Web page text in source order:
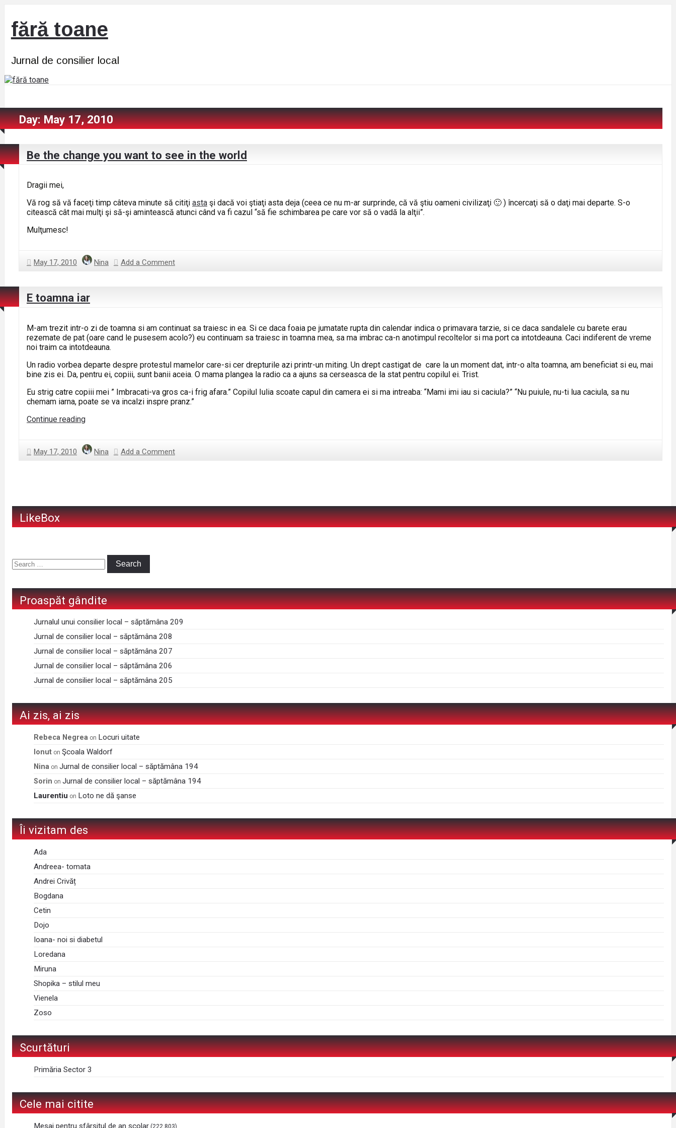
fără toane
Jurnal de consilier local
Day:May 17, 2010
Be the change you want to see in the world
Dragii mei,
Vă rog să vă faceţi timp câteva minute să citiţi asta şi dacă voi ştiaţi asta deja (ceea ce nu m-ar surprinde, că vă ştiu oameni civilizaţi 🙂 ) încercaţi să o daţi mai departe. S-o
citească cât mai mulţi şi să-şi amintească atunci când va fi cazul “să fie schimbarea pe care vor să o vadă la alţii”.
Mulţumesc!
May 17, 2010 Nina Add a Comment
E toamna iar
M-am trezit intr-o zi de toamna si am continuat sa traiesc in ea. Si ce daca foaia pe jumatate rupta din calendar indica o primavara tarzie, si ce daca sandalele cu barete erau
rezemate de pat (oare cand le pusesem acolo?) eu continuam sa traiesc in toamna mea, sa ma imbrac ca-n anotimpul recoltelor si ma port ca intotdeauna. Caci indiferent de vreme
noi traim ca intotdeauna.
Un radio vorbea departe despre protestul mamelor care-si cer drepturile azi printr-un miting. Un drept castigat de care la un moment dat, intr-o alta toamna, am beneficiat si eu, mai
bine zis ei. Da, pentru ei, copiii, sunt banii aceia. O mama plangea la radio ca a ajuns sa cerseasca de la stat pentru copilul ei. Trist.
Eu strig catre copiii mei ” Imbracati-va gros ca-i frig afara.” Copilul Iulia scoate capul din camera ei si ma intreaba: “Mami imi iau si caciula?” “Nu puiule, nu-ti lua caciula, sa nu
chemam iarna, poate se va incalzi inspre pranz.”
Continue readingE
May 17, 2010 Nina Add a Comment
LikeBox
Proaspăt gândite
Jurnalul unui consilier local – săptămâna 209
Jurnal de consilier local – săptămâna 208
Jurnal de consilier local – săptămâna 207
Jurnal de consilier local – săptămâna 206
Jurnal de consilier local – săptămâna 205
Ai zis, ai zis
Rebeca Negrea on Locuri uitate
Ionut onŞcoala Waldorf
Nina onJurnal de consilier local – săptămâna 194
Sorin onJurnal de consilier local – săptămâna 194
Laurentiu on Loto ne dă şanse
Îi vizitam des
Ada
Andreea- tomata
Andrei Crivăț
Bogdana
Cetin
Dojo
Ioana- noi si diabetul
Loredana
Miruna
Shopika – stilul meu
Vienela
Zoso
Scurtături
Primăria Sector 3
Cele mai citite
Mesaj pentru sfârșitul de an școlar (222,803)